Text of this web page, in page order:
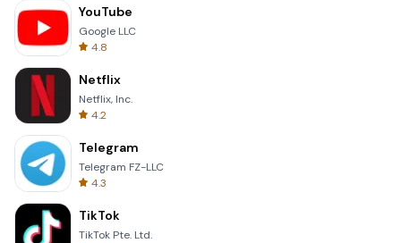
YouTube
Google LLC
4.8
Netflix
Netflix, Inc.
4.2
Telegram
Telegram FZ-LLC
4.3
TikTok
TikTok Pte. Ltd.